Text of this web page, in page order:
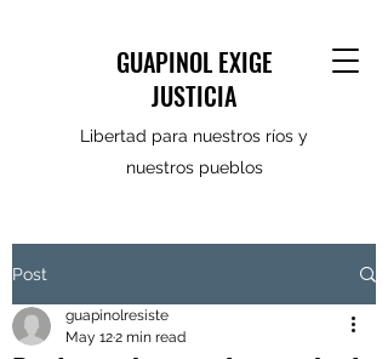
GUAPINOL EXIGE
JUSTICIA
Libertad para nuestros ríos y
nuestros pueblos
Post
guapinolresiste
May 122 min read